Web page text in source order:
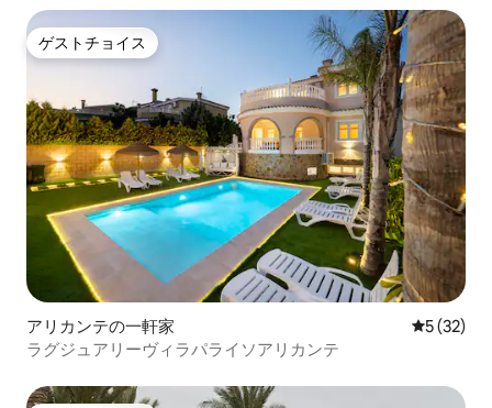
ゲストチョイス
ゲストチョイス
アリカンテの一軒家 レビュー
5 (32)
ラグジュアリーヴィラパライソアリカンテ